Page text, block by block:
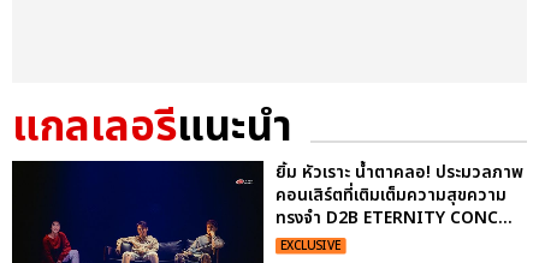
แกลเลอรีแนะนำ
ยิ้ม หัวเราะ น้ำตาคลอ! ประมวลภาพ
คอนเสิร์ตที่เติมเต็มความสุขความ
ทรงจำ D2B ETERNITY CONC...
EXCLUSIVE